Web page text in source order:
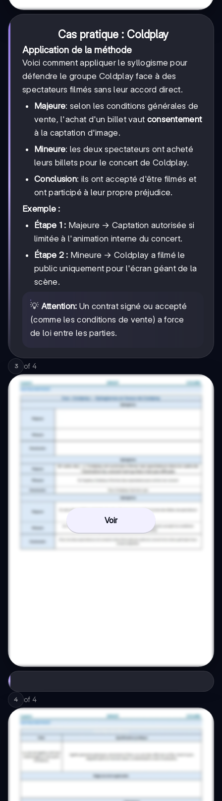
Cas pratique : Coldplay
Application de la méthode
Voici comment appliquer le syllogisme pour
défendre le groupe Coldplay face à des
spectateurs filmés sans leur accord direct.
Majeure: selon les conditions générales de
vente, l'achat d'un billet vaut consentement
à la captation d'image.
Mineure: les deux spectateurs ont acheté
leurs billets pour le concert de Coldplay.
Conclusion: ils ont accepté d'être filmés et
ont participé à leur propre préjudice.
Exemple :
Étape 1 : Majeure \rightarrow
→ Captation autorisée si
limitée à l'animation interne du concert.
Étape 2 : Mineure \rightarrow
→ Coldplay a filmé le
public uniquement pour l'écran géant de la
scène.
💡 Attention: Un contrat signé ou accepté
(comme les conditions de vente) a force
de loi entre les parties.
3 of 4
Voir
4 of 4